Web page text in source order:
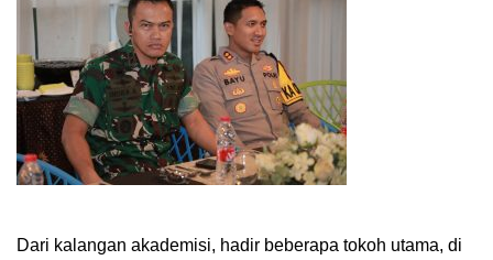
Dari kalangan akademisi, hadir beberapa tokoh utama, di